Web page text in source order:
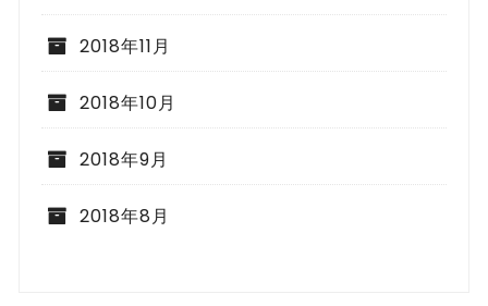
2018年11月
2018年10月
2018年9月
2018年8月